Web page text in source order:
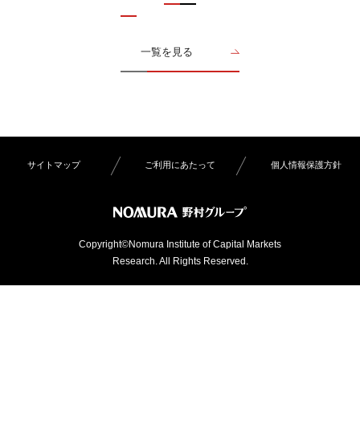
一覧を見る
サイトマップ ご利用にあたって 個人情報保護方針
Copyright©Nomura Institute of Capital Markets
Research. All Rights Reserved.